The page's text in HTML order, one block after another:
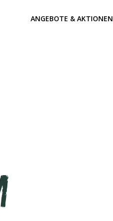
ANGEBOTE & AKTIONEN